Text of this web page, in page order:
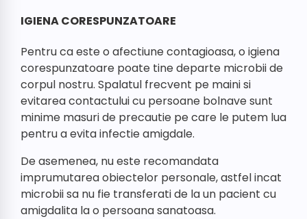
IGIENA CORESPUNZATOARE
Pentru ca este o afectiune contagioasa, o igiena
corespunzatoare poate tine departe microbii de
corpul nostru. Spalatul frecvent pe maini si
evitarea contactului cu persoane bolnave sunt
minime masuri de precautie pe care le putem lua
pentru a evita infectie amigdale.
De asemenea, nu este recomandata
imprumutarea obiectelor personale, astfel incat
microbii sa nu fie transferati de la un pacient cu
amigdalita la o persoana sanatoasa.